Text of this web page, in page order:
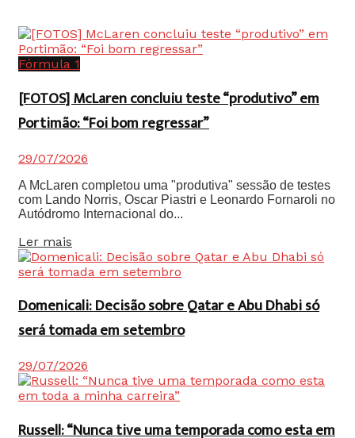
Fórmula 1
[FOTOS] McLaren concluiu teste “produtivo” em
Portimão: “Foi bom regressar”
29/07/2026
A McLaren completou uma "produtiva" sessão de testes
com Lando Norris, Oscar Piastri e Leonardo Fornaroli no
Autódromo Internacional do...
Ler mais
Domenicali: Decisão sobre Qatar e Abu Dhabi só
será tomada em setembro
29/07/2026
Russell: “Nunca tive uma temporada como esta em